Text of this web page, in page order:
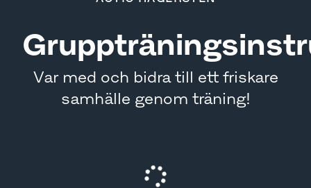
Var med och bidra till ett friskare
samhälle genom träning!